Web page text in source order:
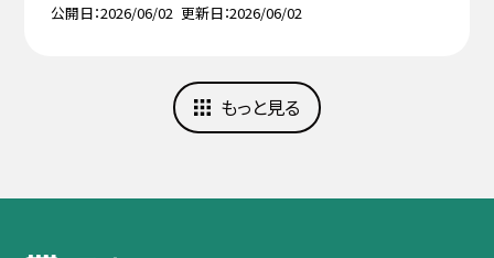
公開日 2026/06/02 更新日 2026/06/02
もっと見る